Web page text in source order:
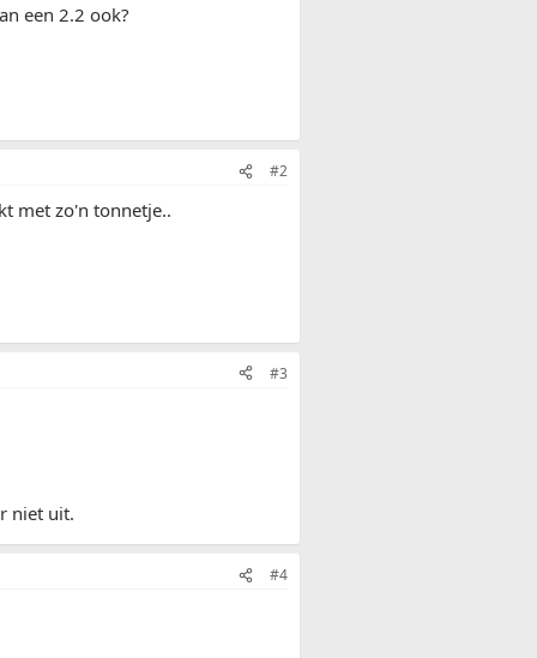
een 2.2 ook?
#2
met zo'n tonnetje..
#3
niet uit.
#4